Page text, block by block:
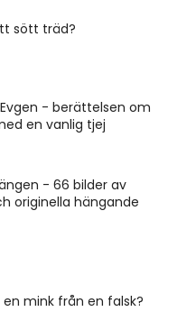
sött träd?
- berättelsen om
en vanlig tjej
- 66 bilder av
originella hängande
en mink från en falsk?